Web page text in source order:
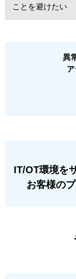
ことを避けたい
異
IT/OT環境を
お客様の